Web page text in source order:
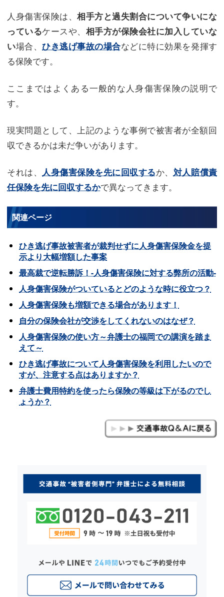
人身傷害保険は、相手方と過失割合について争いにな
っているケースや、 相手方が保険会社に加入していな
い場合、ひき逃げ事故の場合などに特に効果を発揮す
る保険です。
ここまではよくある一般的な人身傷害保険の説明で
す。
現実問題として、上記のような事例で被害者が全額回
収できるかは未だ争いがあります。
それは、 人身傷害保険を先に回収するか、 対人賠償責
任保険を先に回収するかで異なってきます。
関連ページ
ひき逃げ事故被害者が裁判せずに人身傷害保険金を提
示より大幅増額した事案
最高裁で逆転勝訴！-人身傷害保険に対する弊所の活動-
人身傷害保険がついているとどのような時に役立つ？
人身傷害保険も増額できる場合があります！
自分の保険会社が交渉をしてくれないのはなぜ？
人身傷害保険の使い方～弁護士の福岡での講演を踏ま
えて～
ひき逃げ事故について人身傷害保険を利用したいので
すが、注意する点はありますか？
弁護士費用特約を使ったら保険の等級は下がるのでし
ょうか？